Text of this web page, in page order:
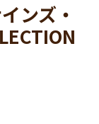
ンズ・